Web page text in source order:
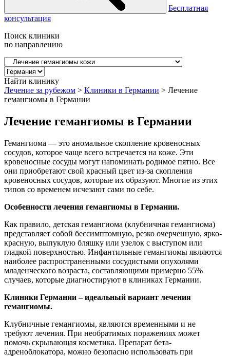
Бесплатная
консультация
Поиск клиники
по направлению
Найти клинику
Лечение за рубежом > Клиники в Германии > Лечение
гемангиомы в Германии
Лечение гемангиомы в Германии
Гемангиома — это аномальное скопление кровеносных
сосудов, которое чаще всего встречается на коже. Эти
кровеносные сосуды могут напоминать родимое пятно. Все
они приобретают свой красный цвет из-за скопления
кровеносных сосудов, которые их образуют. Многие из этих
типов со временем исчезают сами по себе.
Особенности лечения гемангиомы в Германии.
Как правило, детская гемангиома (клубничная гемангиома)
представляет собой бессимптомную, резко очерченную, ярко-
красную, выпуклую бляшку или узелок с выступом или
гладкой поверхностью. Инфантильные гемангиомы являются
наиболее распространенными сосудистыми опухолями
младенческого возраста, составляющими примерно 55%
случаев, которые диагностируют в клиниках Германии.
Клиники Германии – идеальный вариант лечения
гемангиомы.
Клубничные гемангиомы, являются временными и не
требуют лечения. При необратимых поражениях может
помочь скрывающая косметика. Препарат бета-
адреноблокатора, можно безопасно использовать при